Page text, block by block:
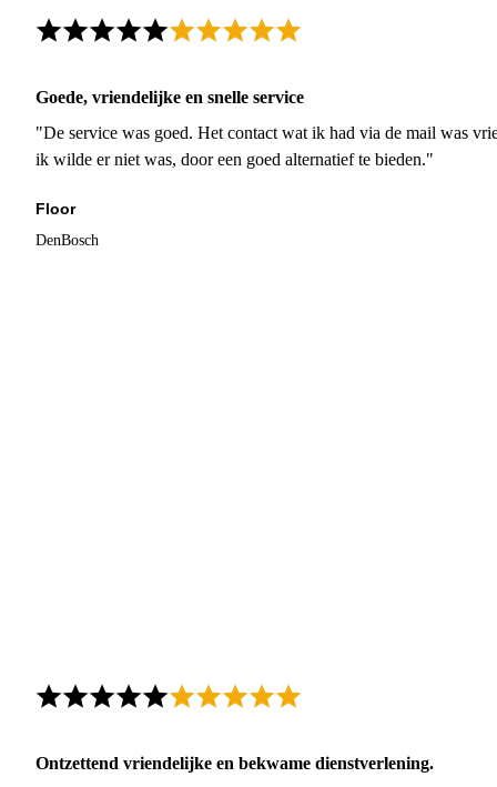
Goede, vriendelijke en snelle service
"De service was goed. Het contact wat ik had via de mail was
ik wilde er niet was, door een goed alternatief te bieden."
Floor
DenBosch
Ontzettend vriendelijke en bekwame dienstverlening.